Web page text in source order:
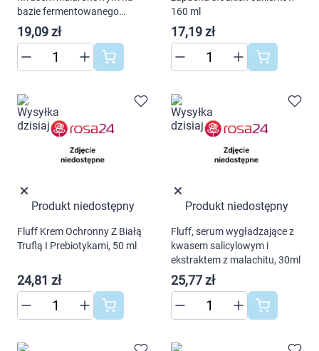
preferencji. Więcej informacji znajdziesz w
naszej
polityce prywatności. Możesz określić
warunki przechowywania lub dostępu do
cookies poprzez kliknięcie przycisku
ustawienia wszystkich cookies klikając
AKCEPTUJĘ WSZYSTKIE
bazie fermentowanego
ekstraktu z bambusa, 80ml
19,09 zł
160 ml
17,19 zł
Produkt niedostępny
Fluff Krem Ochronny Z Białą
Truflą I Prebiotykami, 50 ml
24,81 zł
Produkt niedostępny
Fluff, serum wygładzające z
kwasem salicylowym i
ekstraktem z malachitu, 30ml
25,77 zł